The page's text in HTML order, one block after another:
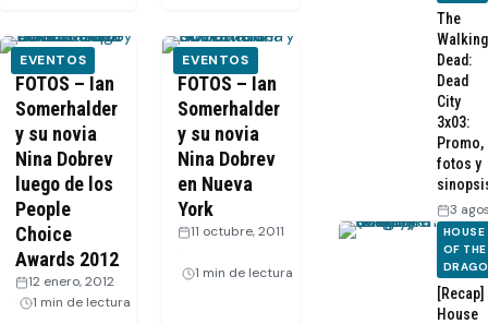
EVENTOS
FOTOS – Ian
Somerhalder
y su novia
Nina Dobrev
luego de los
People
Choice
Awards 2012
12 enero, 2012
1 min de lectura
EVENTOS
FOTOS – Ian
Somerhalder
y su novia
Nina Dobrev
en Nueva
York
11 octubre, 2011
1 min de lectura
The
Walking
Dead:
Dead
City
3x03:
Promo,
fotos y
3
HOUSE
OF THE
[Recap]
House